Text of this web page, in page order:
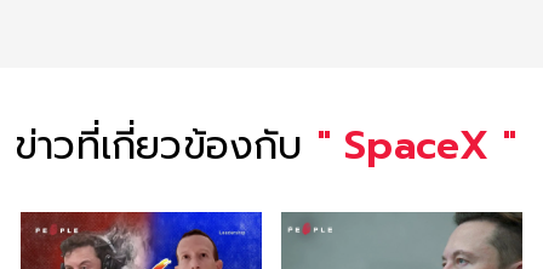
ข่าวที่เกี่ยวข้องกับ " SpaceX "